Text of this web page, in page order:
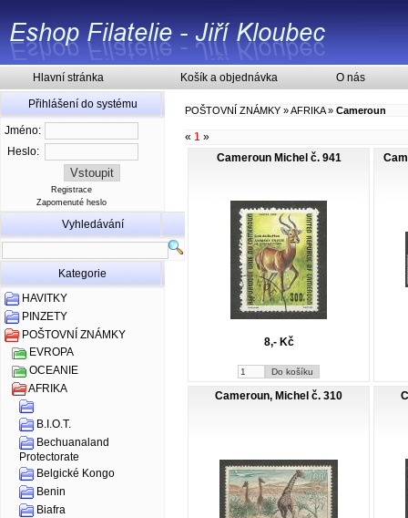
Hlavní stránka Košík a objednávka O nás
Přihlášení do systému
Jméno:
Heslo:
Registrace
Zapomenuté heslo
Vyhledávání
Kategorie
HAVITKY
PINZETY
POŠTOVNÍ ZNÁMKY
EVROPA
OCEANIE
AFRIKA
B.I.O.T.
Bechuanaland
Protectorate
Belgické Kongo
Benin
Biafra
POŠTOVNÍ ZNÁMKY »AFRIKA» Cameroun
« 1 »
Cameroun Michel č. 941
8,- Kč
Cameroun, Michel č. 310